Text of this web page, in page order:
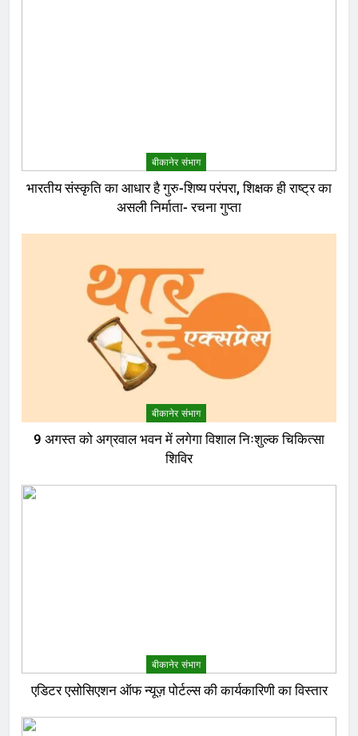
बीकानेर संभाग
भारतीय संस्कृति का आधार है गुरु-शिष्य परंपरा, शिक्षक ही राष्ट्र का
असली निर्माता- रचना गुप्ता
बीकानेर संभाग
9 अगस्त को अग्रवाल भवन में लगेगा विशाल निःशुल्क चिकित्सा
शिविर
बीकानेर संभाग
एडिटर एसोसिएशन ऑफ न्यूज़ पोर्टल्स की कार्यकारिणी का विस्तार